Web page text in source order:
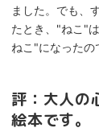
ました。でも、
たとき、"ねこ"
ねこ"になったの
評：大人の
絵本です。